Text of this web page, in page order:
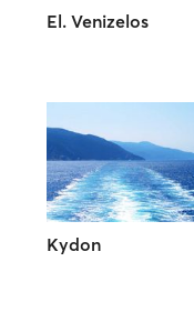
El. Venizelos
Kydon